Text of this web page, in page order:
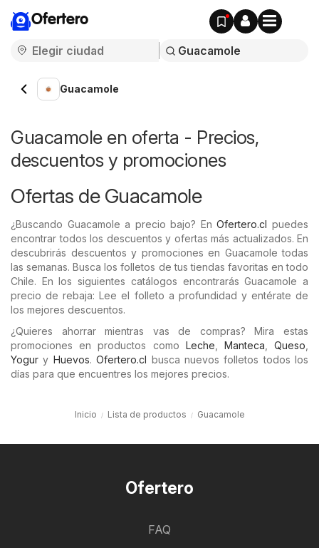
Ofertero
Guacamole
Guacamole en oferta - Precios,
descuentos y promociones
Ofertas de Guacamole
¿Buscando Guacamole a precio bajo? EnOfertero.cl puedes
encontrar todos los descuentos y ofertas más actualizados. En
descubrirás descuentos y promociones en Guacamole todas
las semanas. Busca los folletos de tus tiendas favoritas en todo
Chile. En los siguientes catálogos encontrarás Guacamole a
precio de rebaja: Lee el folleto a profundidad y entérate de
los mejores descuentos.
¿Quieres ahorrar mientras vas de compras? Mira estas
promociones en productos como Leche Manteca ,Queso
Yogur y Huevos.Ofertero.cl busca nuevos folletos todos los
días para que encuentres los mejores precios.
Inicio Lista de productos Guacamole
Ofertero
FAQ